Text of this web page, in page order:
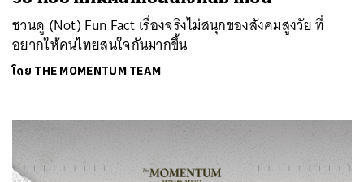
ชวนดู (Not) Fun Fact เรื่องจริงไม่สนุกของสังคมสูงวัย ที่
อยากให้คนไทยสนใจกันมากขึ้น
โดย THE MOMENTUM TEAM